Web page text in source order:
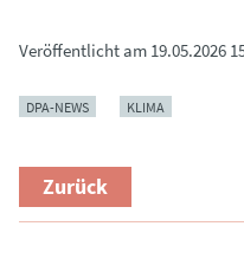
Veröffentlicht am 19.05.2026
DPA-NEWS KLIMA
Zurück